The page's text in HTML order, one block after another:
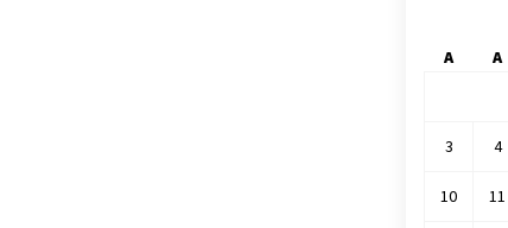
A A
3 4
10 11